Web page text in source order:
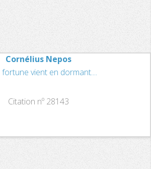
Cornélius Nepos
fortune vient en dormant....
Citation nº 28143